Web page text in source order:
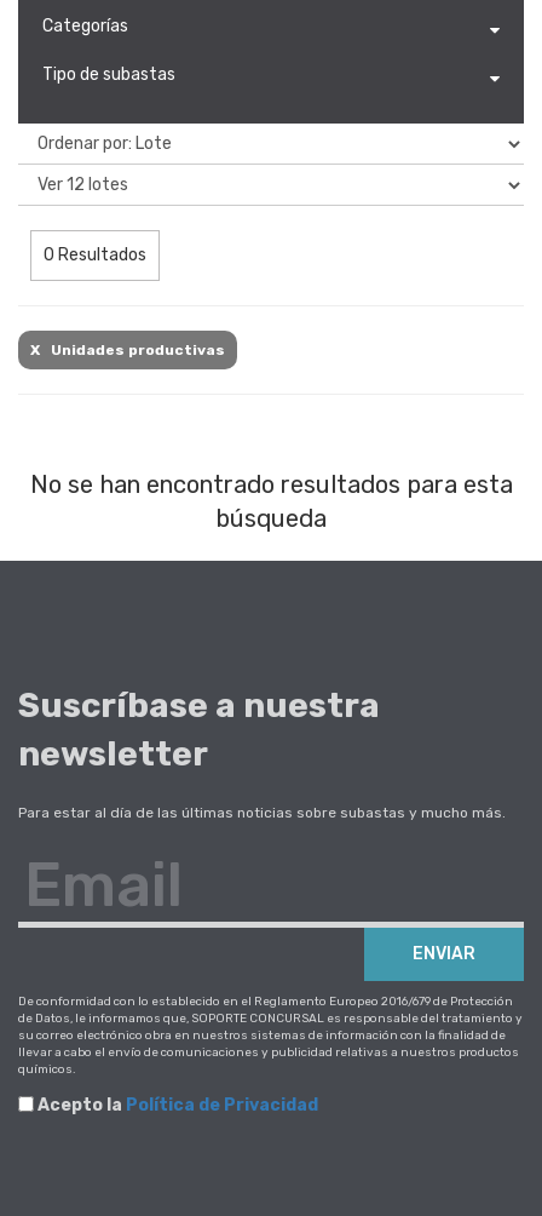
Categorías
Tipo de subastas
0 Resultados
X Unidades productivas
No se han encontrado resultados para esta
búsqueda
Suscríbase a nuestra
newsletter
Para estar al día de las últimas noticias sobre subastas y mucho más.
Email
ENVIAR
De conformidad con lo establecido en el Reglamento Europeo 2016/679 de Protección
de Datos, le informamos que, SOPORTE CONCURSAL es responsable del tratamiento y
su correo electrónico obra en nuestros sistemas de información con la finalidad de
llevar a cabo el envío de comunicaciones y publicidad relativas a nuestros productos
químicos.
Acepto la Política de Privacidad